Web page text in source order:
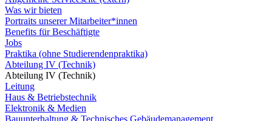
Was wir bieten
Portraits unserer Mitarbeiter*innen
Benefits für Beschäftigte
Jobs
Praktika (ohne Studierendenpraktika)
Abteilung IV (Technik)
Abteilung IV (Technik)
Leitung
Haus & Betriebstechnik
Elektronik & Medien
Bauunterhaltung & Technisches Gebäudemanagement